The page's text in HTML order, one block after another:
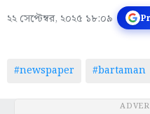
২২ সেপ্টেম্বর, ২০২৫ ১৮:০৯
#newspaper #bartaman